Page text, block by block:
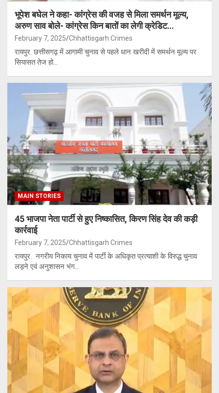
भूपेश बघेल ने कहा- कांग्रेस की वजह से मिला समर्थन मूल्य,
अरुण साव बोले- कांग्रेस किन बातों का लेगी क्रेडिट…
February 7, 2025 Chhattisgarh Crimes
रायपुर. छत्तीसगढ़ में आगामी चुनाव से पहले धान खरीदी में समर्थन मूल्य पर
सियासत तेज हो…
MAIN STORIES
45 भाजपा नेता पार्टी से हुए निष्कासित, किरण सिंह देव की कड़ी
कार्रवाई
February 7, 2025 Chhattisgarh Crimes
रायपुर. नगरीय निकाय चुनाव में पार्टी के अधिकृत प्रत्याशी के विरुद्ध चुनाव
लड़ने एवं अनुशासन भंग…